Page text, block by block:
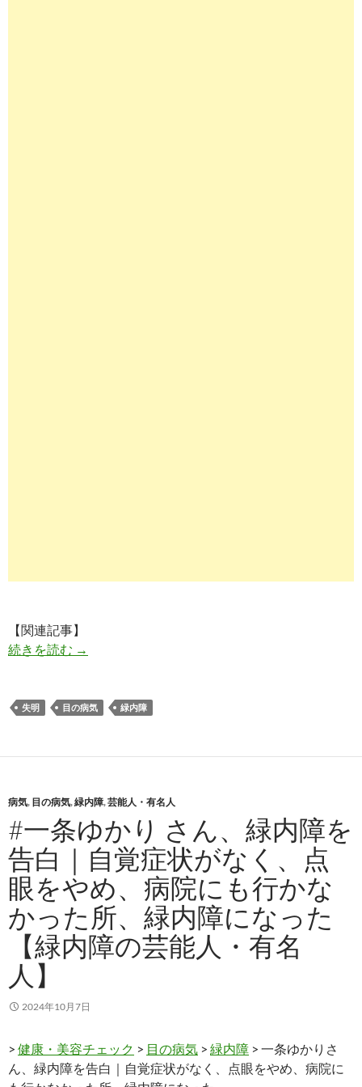
【関連記事】
続きを読む 緑内障と診断された時、すでに６６％の人は視
→
失明 目の病気 緑内障
病気, 目の病気,緑内障,芸能人・有名人
#一条ゆかり さん、緑内障を
告白｜自覚症状がなく、点
眼をやめ、病院にも行かな
かった所、緑内障になった
【緑内障の芸能人・有名
人】
2024年10月7日
> 健康・美容チェック > 目の病気 > 緑内障 > 一条ゆかりさ
ん、緑内障を告白｜自覚症状がなく、点眼をやめ、病院に